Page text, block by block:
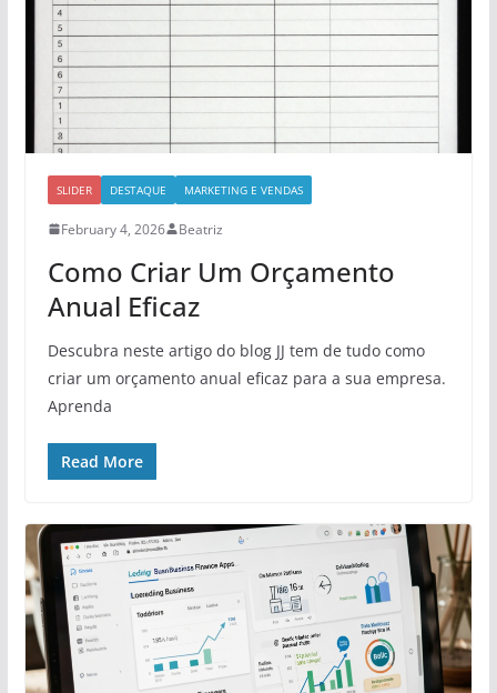
SLIDER DESTAQUE MARKETING E VENDAS
February 4, 2026 Beatriz
Como Criar Um Orçamento
Anual Eficaz
Descubra neste artigo do blog JJ tem de tudo como
criar um orçamento anual eficaz para a sua empresa.
Aprenda
Read More